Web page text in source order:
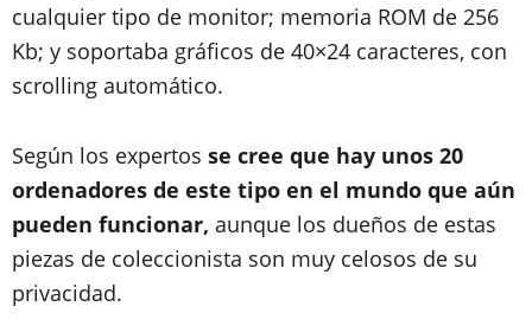
cualquier tipo de monitor; memoria ROM de 256
Kb; y soportaba gráficos de 40×24 caracteres, con
scrolling automático.
Según los expertos se cree que hay unos 20
ordenadores de este tipo en el mundo que aún
pueden funcionar, aunque los dueños de estas
piezas de coleccionista son muy celosos de su
privacidad.